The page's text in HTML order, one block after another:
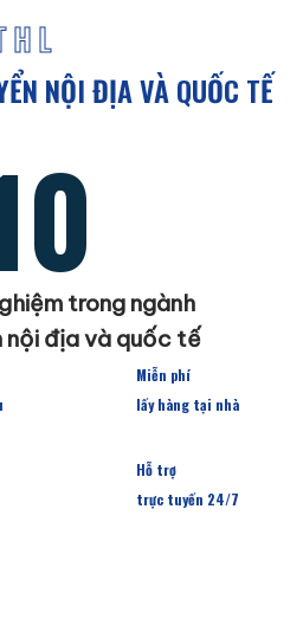
NỘI ĐỊA VÀ QUỐC TẾ
trong ngành
nội địa và quốc tế
Miễn phí
lấy hàng tại nhà
Hỗ trợ
trực tuyến 24/7